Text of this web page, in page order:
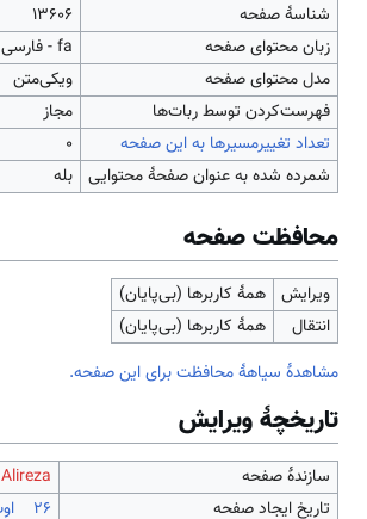
شناسهٔ صفحه
13606
زبان محتوای صفحه
fa - فارسی
مدل محتوای صفحه
ویکی‌متن
‌فهرست‌کردن توسط ربات‌ها
مجاز
تعداد تغییرمسیرها به این صفحه
۰
شمرده شده به عنوان صفحهٔ محتوایی
بله
محافظت صفحه
ویرایش
همهٔ کاربرها (بی‌پایان)
انتقال
همهٔ کاربرها (بی‌پایان)
مشاهدۀ سیاهۀ محافظت برای این صفحه.
تاریخچۀ ویرایش
سازندۀ صفحه Alireza
تاریخ ایجاد صفحه